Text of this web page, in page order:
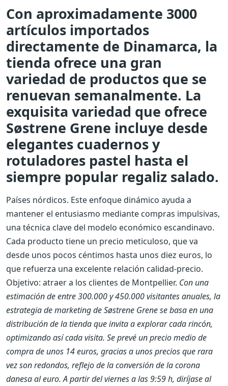
Con aproximadamente 3000
artículos importados
directamente de Dinamarca, la
tienda ofrece una gran
variedad de productos que se
renuevan semanalmente. La
exquisita variedad que ofrece
Søstrene Grene incluye desde
elegantes cuadernos y
rotuladores pastel hasta el
siempre popular regaliz salado.
Países nórdicos. Este enfoque dinámico ayuda a
mantener el entusiasmo mediante compras impulsivas,
una técnica clave del modelo económico escandinavo.
Cada producto tiene un precio meticuloso, que va
desde unos pocos céntimos hasta unos diez euros, lo
que refuerza una excelente relación calidad-precio.
Objetivo: atraer a los clientes de Montpellier. Con una
estimación de entre 300.000 y 450.000 visitantes anuales, la
estrategia de marketing de Søstrene Grene se basa en una
distribución de la tienda que invita a explorar cada rincón,
optimizando así cada visita. Se prevé un precio medio de
compra de unos 14 euros, gracias a unos precios que rara
vez son redondos, reflejo de la conversión de la corona
danesa al euro. A partir del viernes a las 9:59 h, diríjase al